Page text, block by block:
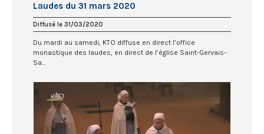
Laudes du 31 mars 2020
Diffusé le 31/03/2020
Du mardi au samedi, KTO diffuse en direct l’office
monastique des laudes, en direct de l’église Saint-Gervais-
Sa...